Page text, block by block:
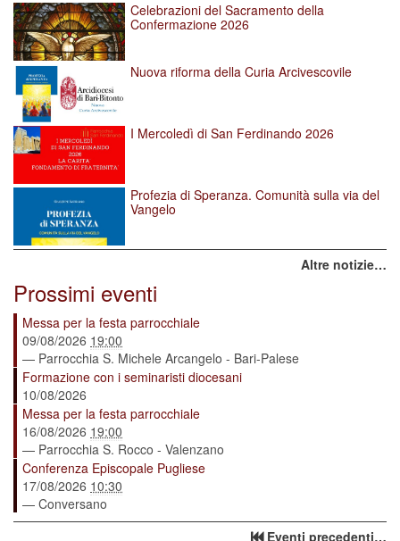
Celebrazioni del Sacramento della
Confermazione 2026
Nuova riforma della Curia Arcivescovile
I Mercoledì di San Ferdinando 2026
Profezia di Speranza. Comunità sulla via del
Vangelo
Altre notizie…
Prossimi eventi
Messa per la festa parrocchiale
09/08/2026 19:00
— Parrocchia S. Michele Arcangelo - Bari-Palese
Formazione con i seminaristi diocesani
10/08/2026
Messa per la festa parrocchiale
16/08/2026 19:00
— Parrocchia S. Rocco - Valenzano
Conferenza Episcopale Pugliese
17/08/2026 10:30
— Conversano
Eventi precedenti…